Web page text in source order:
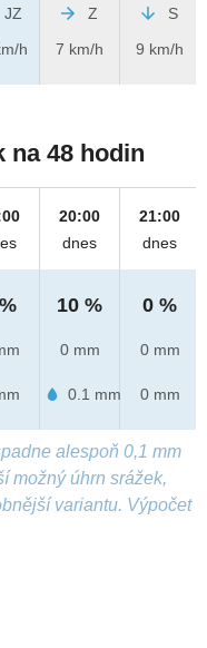
JZ
h
Z
7 km/h
S
9 km/h
na 48 hodin
20:00
dnes
10 %
0 mm
0.1 mm
21:00
dnes
0 %
0 mm
0 mm
alespoň 0,1 mm
možný úhrn srážek,
variantu. Výpočet